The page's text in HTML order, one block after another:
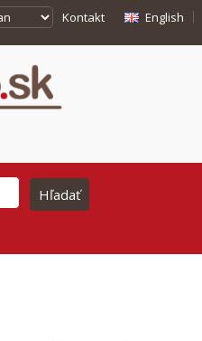
Kontakt English